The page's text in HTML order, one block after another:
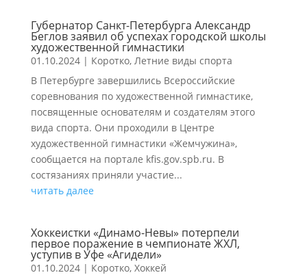
Губернатор Санкт-Петербурга Александр
Беглов заявил об успехах городской школы
художественной гимнастики
01.10.2024| Коротко, Летние виды спорта
В Петербурге завершились Всероссийские
соревнования по художественной гимнастике,
посвященные основателям и создателям этого
вида спорта. Они проходили в Центре
художественной гимнастики «Жемчужина»,
сообщается на портале kfis.gov.spb.ru. В
состязаниях приняли участие...
читать далее
Хоккеистки «Динамо-Невы» потерпели
первое поражение в чемпионате ЖХЛ,
уступив в Уфе «Агидели»
01.10.2024| Коротко, Хоккей